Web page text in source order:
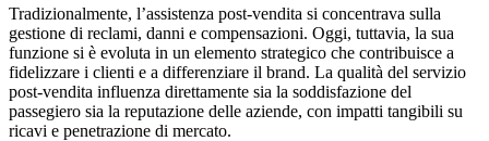
Tradizionalmente, l’assistenza post-vendita si concentrava sulla
gestione di reclami, danni e compensazioni. Oggi, tuttavia, la sua
funzione si è evoluta in un elemento strategico che contribuisce a
fidelizzare i clienti e a differenziare il brand. La qualità del servizio
post-vendita influenza direttamente sia la soddisfazione del
passegiero sia la reputazione delle aziende, con impatti tangibili su
ricavi e penetrazione di mercato.